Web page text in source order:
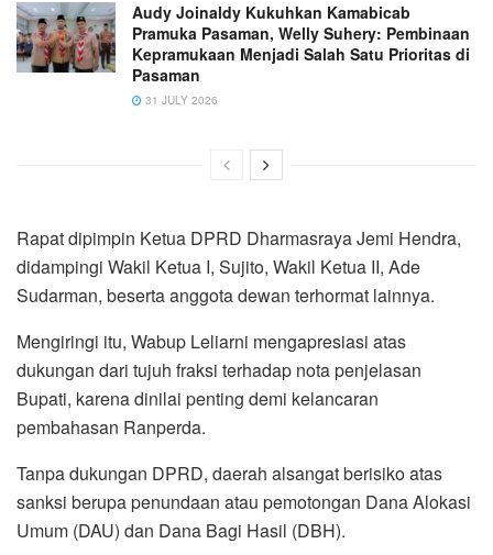
Audy Joinaldy Kukuhkan Kamabicab
Pramuka Pasaman, Welly Suhery: Pembinaan
Kepramukaan Menjadi Salah Satu Prioritas di
Pasaman
31 JULY 2026
Rapat dipimpin Ketua DPRD Dharmasraya Jemi Hendra,
didampingi Wakil Ketua I, Sujito, Wakil Ketua II, Ade
Sudarman, beserta anggota dewan terhormat lainnya.
Mengiringi itu, Wabup Leliarni mengapresiasi atas
dukungan dari tujuh fraksi terhadap nota penjelasan
Bupati, karena dinilai penting demi kelancaran
pembahasan Ranperda.
Tanpa dukungan DPRD, daerah alsangat berisiko atas
sanksi berupa penundaan atau pemotongan Dana Alokasi
Umum (DAU) dan Dana Bagi Hasil (DBH).